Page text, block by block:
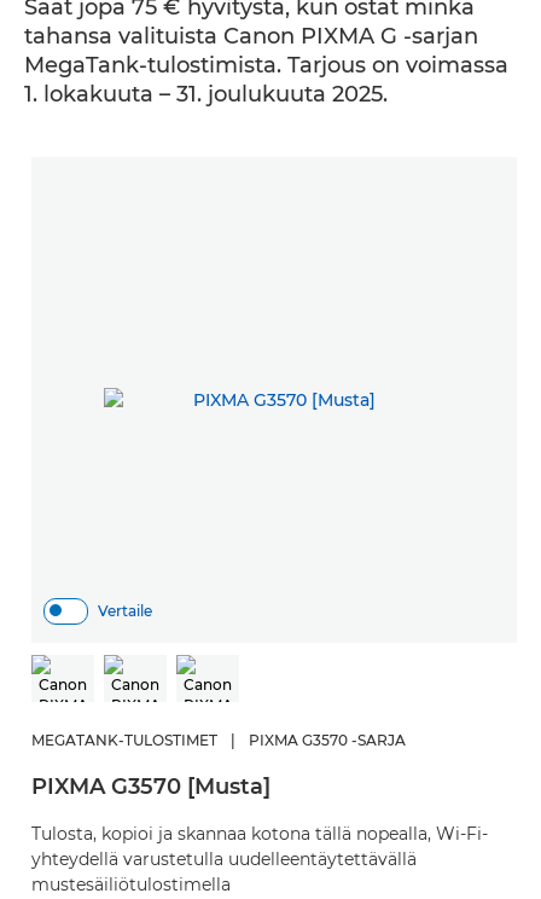
Saat jopa 75 € hyvitystä, kun ostat minkä
tahansa valituista Canon PIXMA G -sarjan
MegaTank-tulostimista. Tarjous on voimassa
1. lokakuuta – 31. joulukuuta 2025.
Vertaile
MEGATANK-TULOSTIMET PIXMA G3570 -SARJA
PIXMA G3570 [Musta]
Tulosta, kopioi ja skannaa kotona tällä nopealla, Wi-Fi-
yhteydellä varustetulla uudelleentäytettävällä
mustesäiliötulostimella